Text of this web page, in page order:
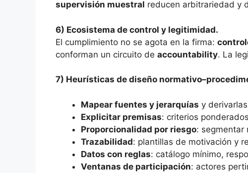
supervisión muestral reducen arbitrariedad y
6) Ecosistema de control y legitimidad.
El cumplimiento no se agota en la firma:
conforman un circuito de accountability. La
7) Heurísticas de diseño
Mapear fuentes y jerarquías y
Explicitar premisas: criterios
Proporcionalidad por riesgo: segmentar
Trazabilidad: plantillas de motivación y
Datos con reglas: catálogo mínimo,
Ventanas de participación: actores